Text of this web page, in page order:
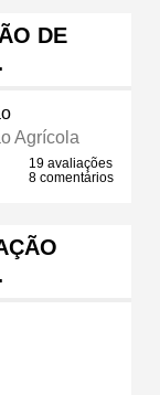
DE
Agrícola
19 avaliações
8 comentários